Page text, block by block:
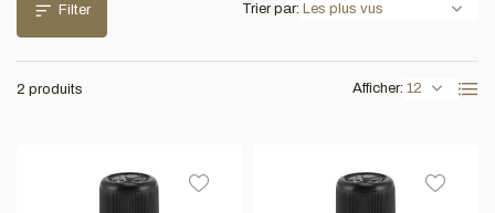
Filter
2 produits Afficher:
Trier par: